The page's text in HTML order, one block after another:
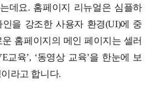
데요. 홈페이지 리뉴얼은 심플하
을 강조한 사용자 환경(UI)에 중
홈페이지의 메인 페이지는 셀러
교육’, ‘동영상 교육’을 한눈에 보
라고 합니다.